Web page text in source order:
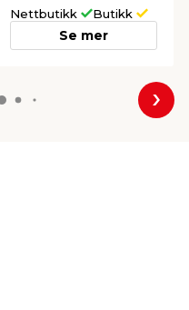
Nettbutikk Butikk
Se mer